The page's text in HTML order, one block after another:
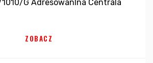
G Adresowanlna Centrala
ZOBACZ